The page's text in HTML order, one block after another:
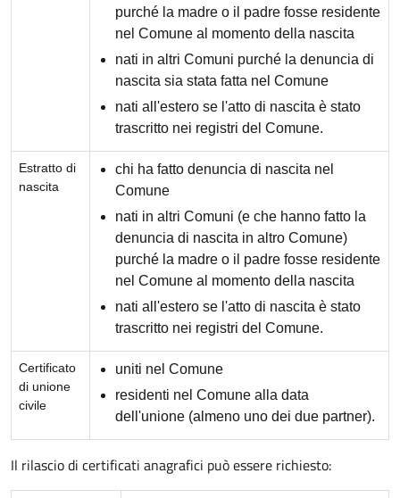
purché la madre o il padre fosse residente
nel Comune al momento della nascita
nati in altri Comuni purché la denuncia di
nascita sia stata fatta nel Comune
nati all'estero se l'atto di nascita è stato
trascritto nei registri del Comune.
Estratto di
nascita
chi ha fatto denuncia di nascita nel
Comune
nati in altri Comuni (e che hanno fatto la
denuncia di nascita in altro Comune)
purché la madre o il padre fosse residente
nel Comune al momento della nascita
nati all'estero se l'atto di nascita è stato
trascritto nei registri del Comune.
Certificato
di unione
civile
uniti nel Comune
residenti nel Comune alla data
dell'unione (almeno uno dei due partner).
Il rilascio di certificati anagrafici può essere richiesto: